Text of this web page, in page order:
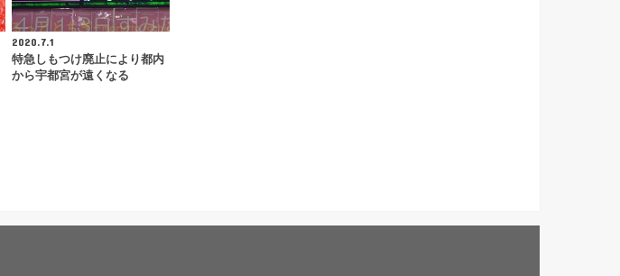
2020.7.1
特急しもつけ廃止により都内
から宇都宮が遠くなる